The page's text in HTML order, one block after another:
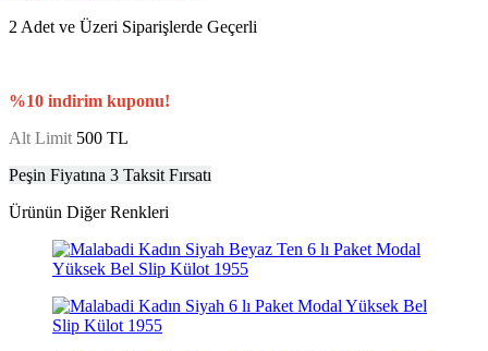
2 Adet ve Üzeri Siparişlerde Geçerli
%10 indirim kuponu!
Alt Limit 500 TL
Peşin Fiyatına 3 Taksit Fırsatı
Ürünün Diğer Renkleri